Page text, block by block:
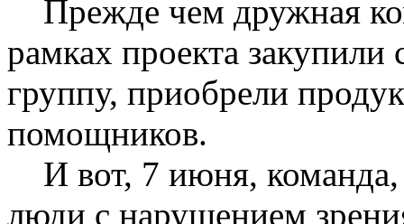
Прежде чем дружная
рамках проекта
группу, приобрели
помощников.
И вот, 7 июня,
люди с нарушением